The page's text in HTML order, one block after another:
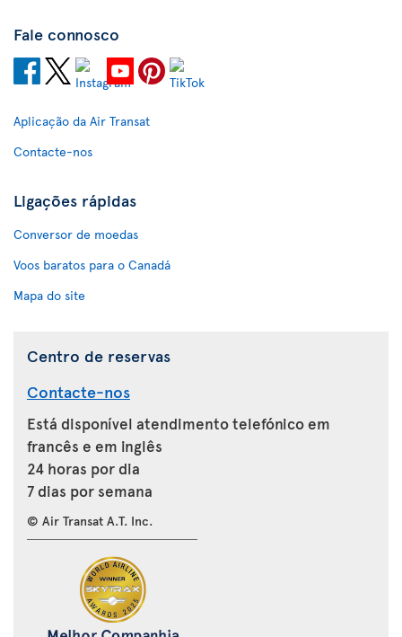
Fale connosco
Aplicação da Air Transat
Contacte-nos
Ligações rápidas
Conversor de moedas
Voos baratos para o Canadá
Mapa do site
Centro de reservas
Contacte-nos
Está disponível atendimento telefónico em
francês e em inglês
24 horas por dia
7 dias por semana
© Air Transat A.T. Inc.